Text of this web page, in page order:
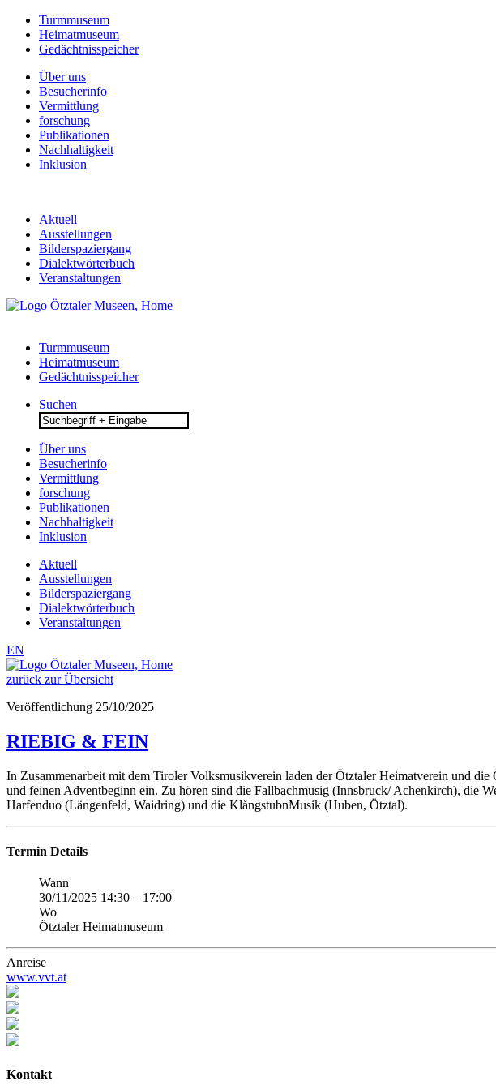
Turmmuseum
Heimatmuseum
Gedächtnisspeicher
Über uns
Besucherinfo
Vermittlung
forschung
Publikationen
Nachhaltigkeit
Inklusion
Aktuell
Ausstellungen
Bilderspaziergang
Dialektwörterbuch
Veranstaltungen
Turmmuseum
Heimatmuseum
Gedächtnisspeicher
Suchen
Search
for:
Über uns
Besucherinfo
Vermittlung
forschung
Publikationen
Nachhaltigkeit
Inklusion
Aktuell
Ausstellungen
Bilderspaziergang
Dialektwörterbuch
Veranstaltungen
EN
zurück zur Übersicht
Veröffentlichung 25/10/2025
RIEBIG & FEIN
In Zusammenarbeit mit dem Tiroler Volksmusikverein laden der Ötztaler Heimatverein und
und feinen Adventbeginn ein. Zu hören sind die Fallbachmusig (Innsbruck/ Achenkirch), die
Harfenduo (Längenfeld, Waidring) und die KlångstubnMusik (Huben, Ötztal).
Termin Details
Wann
30/11/2025 14:30 – 17:00
Wo
Ötztaler Heimatmuseum
Anreise
www.vvt.at
Kontakt